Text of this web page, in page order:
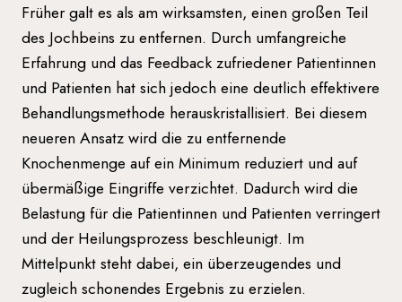
Früher galt es als am wirksamsten, einen großen Teil
des Jochbeins zu entfernen. Durch umfangreiche
Erfahrung und das Feedback zufriedener Patientinnen
und Patienten hat sich jedoch eine deutlich effektivere
Behandlungsmethode herauskristallisiert. Bei diesem
neueren Ansatz wird die zu entfernende
Knochenmenge auf ein Minimum reduziert und auf
übermäßige Eingriffe verzichtet. Dadurch wird die
Belastung für die Patientinnen und Patienten verringert
und der Heilungsprozess beschleunigt. Im
Mittelpunkt steht dabei, ein überzeugendes und
zugleich schonendes Ergebnis zu erzielen.